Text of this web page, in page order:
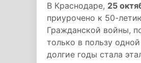
В Краснодаре, 25
приурочено к 50-
Гражданской войны,
только в пользу
долгие годы стала